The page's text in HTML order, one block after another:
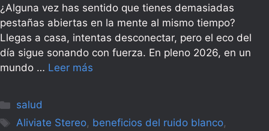
¿Alguna vez has sentido que tienes demasiadas
pestañas abiertas en la mente al mismo tiempo?
Llegas a casa, intentas desconectar, pero el eco del
día sigue sonando con fuerza. En pleno 2026, en un
mundo … Leer más
Categorías
salud
Etiquetas
Aliviate Stereo, beneficios del ruido blanco,